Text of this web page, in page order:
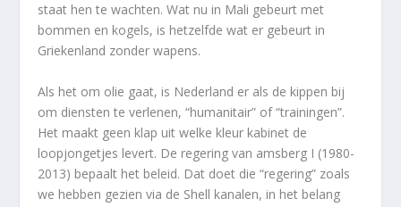
staat hen te wachten. Wat nu in Mali gebeurt met
bommen en kogels, is hetzelfde wat er gebeurt in
Griekenland zonder wapens.
Als het om olie gaat, is Nederland er als de kippen bij
om diensten te verlenen, “humanitair” of “trainingen”.
Het maakt geen klap uit welke kleur kabinet de
loopjongetjes levert. De regering van amsberg I (1980-
2013) bepaalt het beleid. Dat doet die “regering” zoals
we hebben gezien via de Shell kanalen, in het belang